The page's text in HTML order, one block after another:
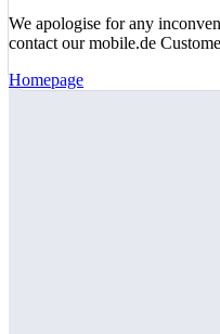
We apologise for any
contact our mobile.de
Homepage